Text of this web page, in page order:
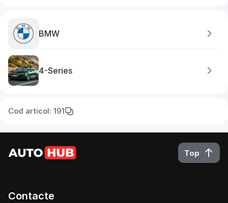
BMW
4-Series
Cod articol: 191
Top
Contacte